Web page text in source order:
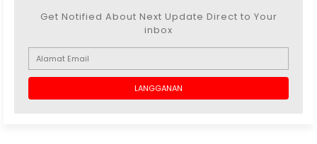
Get Notified About Next Update Direct to Your
inbox